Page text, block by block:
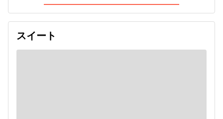
スイート